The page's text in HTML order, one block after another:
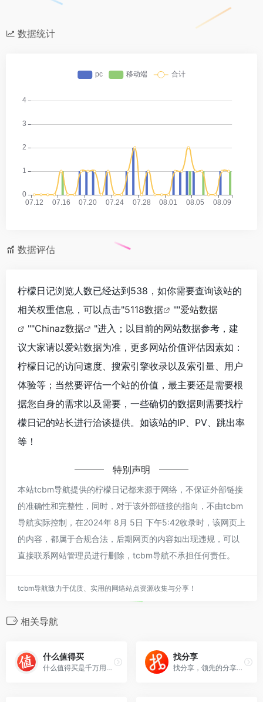
数据统计
数据评估
柠檬日记浏览人数已经达到538，如你需要查询该站的
相关权重信息，可以点击"5118数据 ""爱站数据
""Chinaz数据
"进入；以目前的网站数据参考，建
议大家请以爱站数据为准，更多网站价值评估因素如：
柠檬日记的访问速度、搜索引擎收录以及索引量、用户
体验等；当然要评估一个站的价值，最主要还是需要根
据您自身的需求以及需要，一些确切的数据则需要找柠
檬日记的站长进行洽谈提供。如该站的IP、PV、跳出率
等！
特别声明
本站tcbm导航提供的柠檬日记都来源于网络，不保证外部链接
的准确性和完整性，同时，对于该外部链接的指向，不由tcbm
导航实际控制，在2024年 8月 5日 下午5:42收录时，该网页上
的内容，都属于合规合法，后期网页的内容如出现违规，可以
直接联系网站管理员进行删除，tcbm导航不承担任何责任。
tcbm导航致力于优质、实用的网络站点资源收集与分享！
相关导航
什么值得买
什么值得买是千万用户热爱的科学消费指南，以“独立思考、高效决策、利他共享、真知灼见”为核心价值，主张“科学消费，认真生活”。
找分享
找分享，领先的分享经济服务、全场景消费导购平台。致力于帮助广大网友推荐高性价比的优质网购产品，涵盖购物、生活、知识、健康、美食、旅行、云产品、智能、新零售等消费